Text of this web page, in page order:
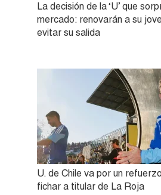
La decisión de la ‘U’ que
mercado: renovarán a su
evitar su salida
U. de Chile va por un
fichar a titular de La Roja